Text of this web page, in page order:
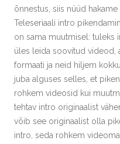
õnnestus, siis nüüd hakame
Teleseriaali intro
on sama muutmisel: tuleks
üles leida soovitud videod,
formaati ja neid hiljem
juba alguses selles, et
rohkem videosid kui
tehtav intro originaalist
võib see originaalist olla
intro, seda rohkem